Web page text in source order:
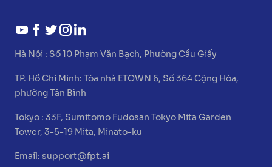
Hà Nội : Số 10 Phạm Văn Bạch, Phường Cầu Giấy
TP. Hồ Chí Minh:Tòa nhà ETOWN 6, Số 364 Cộng Hòa,
phường Tân Bình
Tokyo :33F, Sumitomo Fudosan Tokyo Mita Garden
Tower, 3-5-19 Mita, Minato-ku
Email:support@fpt.ai